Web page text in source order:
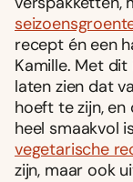
recept én een
Kamille. Met
laten zien dat
hoeft te zijn,
heel smaakvol
vegetarische
zijn, maar ook